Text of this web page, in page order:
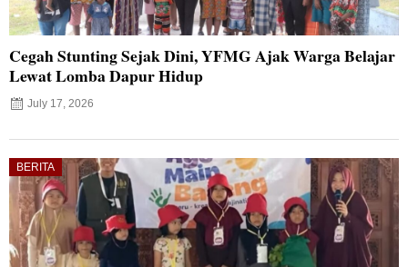
Cegah Stunting Sejak Dini, YFMG Ajak Warga Belajar
Lewat Lomba Dapur Hidup
July 17, 2026
BERITA